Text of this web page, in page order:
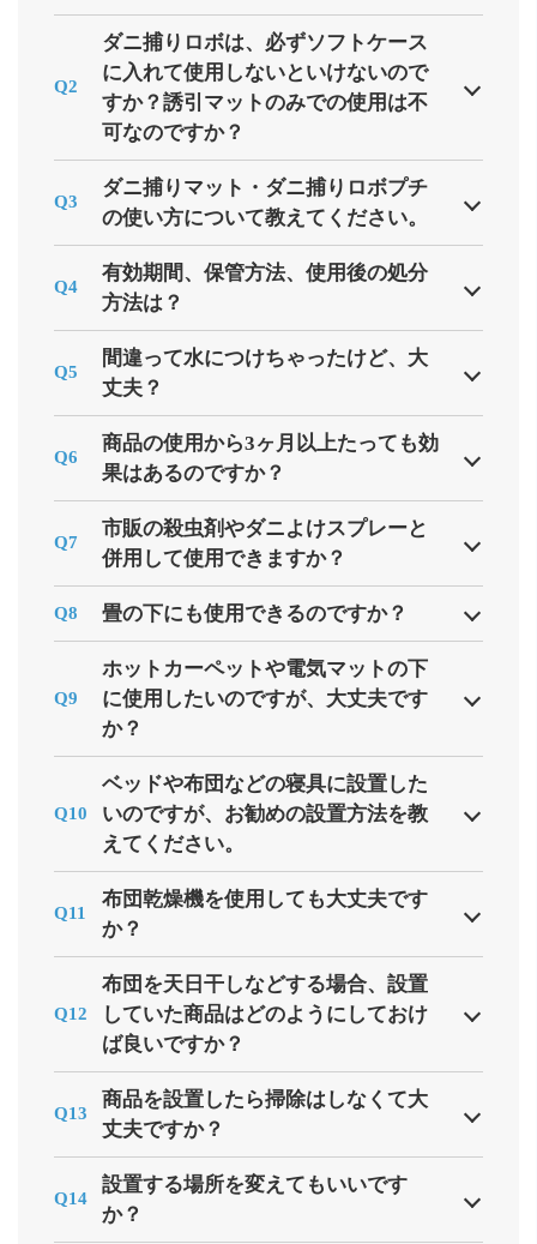
Q2
ダニ捕りロボは、必ずソフトケース
に入れて使用しないといけないので
すか？誘引マットのみでの使用は不
可なのですか？
Q3
ダニ捕りマット・ダニ捕りロボプチ
の使い方について教えてください。
Q4
有効期間、保管方法、使用後の処分
方法は？
Q5
間違って水につけちゃったけど、大
丈夫？
Q6
商品の使用から3ヶ月以上たっても効
果はあるのですか？
Q7
市販の殺虫剤やダニよけスプレーと
併用して使用できますか？
Q8 畳の下にも使用できるのですか？
Q9
ホットカーペットや電気マットの下
に使用したいのですが、大丈夫です
か？
Q10
ベッドや布団などの寝具に設置した
いのですが、お勧めの設置方法を教
えてください。
Q11
布団乾燥機を使用しても大丈夫です
か？
Q12
布団を天日干しなどする場合、設置
していた商品はどのようにしておけ
ば良いですか？
Q13
商品を設置したら掃除はしなくて大
丈夫ですか？
Q14
設置する場所を変えてもいいです
か？